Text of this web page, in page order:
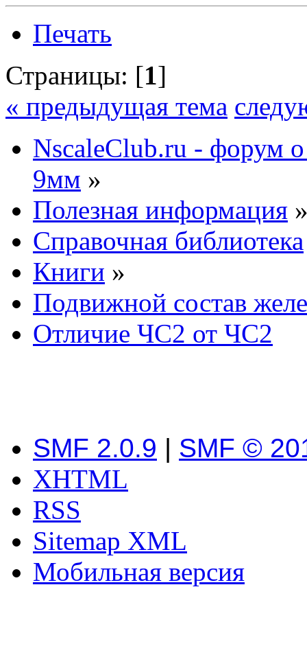
Печать
Страницы: [1]
« предыдущая тема
NscaleClub.ru - форум
9мм »
Полезная информация
Справочная библиотека
Книги »
Подвижной состав
Отличие ЧС2 от ЧС2
SMF 2.0.9 | SMF ©
XHTML
RSS
Sitemap XML
Мобильная версия